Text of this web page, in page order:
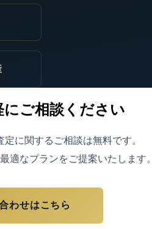
にご相談ください
に関するご相談は無料です。
適なプランをご提案いたします。
わせはこちら